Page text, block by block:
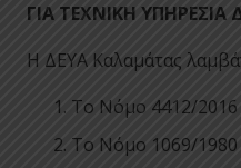
ΓΙΑ ΤΕΧΝΙΚΗ
Η ΔΕΥΑ Καλαμάτας
Το Νόμο 4412/2016
Το Νόμο 1069/1980